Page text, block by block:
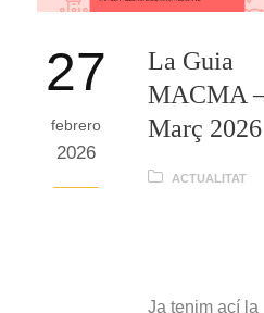
27
febrero
2026
La Guia
MACMA
Març 2026
ACTUALITAT
Ja tenim ací la